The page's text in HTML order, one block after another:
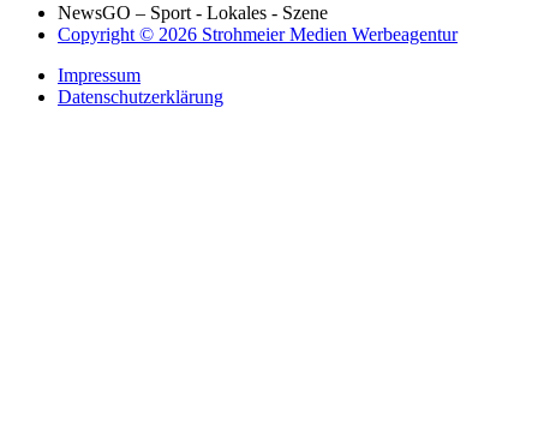
NewsGO – Sport - Lokales - Szene
Copyright © 2026 Strohmeier Medien Werbeagentur
Impressum
Datenschutzerklärung